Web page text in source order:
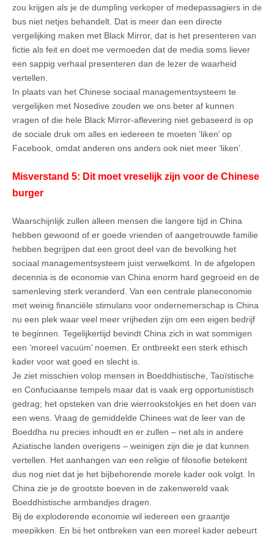
zou krijgen als je de dumpling verkoper of medepassagiers in de
bus niet netjes behandelt. Dat is meer dan een directe
vergelijking maken met Black Mirror, dat is het presenteren van
fictie als feit en doet me vermoeden dat de media soms liever
een sappig verhaal presenteren dan de lezer de waarheid
vertellen.
In plaats van het Chinese sociaal managementsysteem te
vergelijken met Nosedive zouden we ons beter af kunnen
vragen of die hele Black Mirror-aflevering niet gebaseerd is op
de sociale druk om alles en iedereen te moeten ‘liken’ op
Facebook, omdat anderen ons anders ook niet meer ‘liken’.
Misverstand 5: Dit moet vreselijk zijn voor de Chinese
burger
Waarschijnlijk zullen alleen mensen die langere tijd in China
hebben gewoond of er goede vrienden of aangetrouwde familie
hebben begrijpen dat een groot deel van de bevolking het
sociaal managementsysteem juist verwelkomt. In de afgelopen
decennia is de economie van China enorm hard gegroeid en de
samenleving sterk veranderd. Van een centrale planeconomie
met weinig financiële stimulans voor ondernemerschap is China
nu een plek waar veel meer vrijheden zijn om een eigen bedrijf
te beginnen. Tegelijkertijd bevindt China zich in wat sommigen
een ‘moreel vacuüm’ noemen. Er ontbreekt een sterk ethisch
kader voor wat goed en slecht is.
Je ziet misschien volop mensen in Boeddhistische, Taoïstische
en Confuciaanse tempels maar dat is vaak erg opportunistisch
gedrag; het opsteken van drie wierrookstokjes en het doen van
een wens. Vraag de gemiddelde Chinees wat de leer van de
Boeddha nu precies inhoudt en er zullen – net als in andere
Aziatische landen overigens – weinigen zijn die je dat kunnen
vertellen. Het aanhangen van een religie of filosofie betekent
dus nog niet dat je het bijbehorende morele kader ook volgt. In
China zie je de grootste boeven in de zakenwereld vaak
Boeddhistische armbandjes dragen.
Bij de exploderende economie wil iedereen een graantje
meepikken. En bij het ontbreken van een moreel kader gebeurt